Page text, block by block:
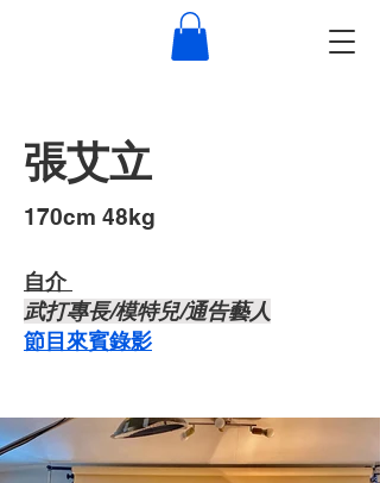
張艾立
​170cm 48kg
自介 ​
武打專長/模特兒/通告藝人
節目來賓錄影